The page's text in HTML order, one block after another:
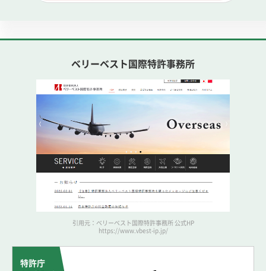
ベリーベスト国際特許事務所
引用元：ベリーベスト国際特許事務所 公式HP
https://www.vbest-ip.jp/
特許庁